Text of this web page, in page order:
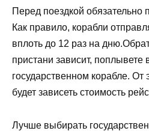
Перед поездкой обязательно
Как правило, корабли
вплоть до 12 раз на
пристани зависит,
государственном корабле. От
будет зависеть стоимость
Лучше выбирать